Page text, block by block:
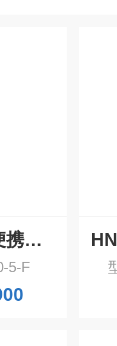
HNAG900-5-F便携式多合一气体检测仪 气体报警器
5-F